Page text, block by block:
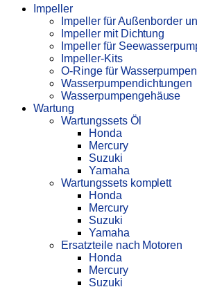
Impeller
Impeller für Außenborder
Impeller mit Dichtung
Impeller für
Impeller-Kits
O-Ringe für
Wasserpumpendichtungen
Wasserpumpengehäuse
Wartung
Wartungssets Öl
Honda
Mercury
Suzuki
Yamaha
Wartungssets komplett
Honda
Mercury
Suzuki
Yamaha
Ersatzteile nach Motoren
Honda
Mercury
Suzuki